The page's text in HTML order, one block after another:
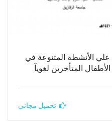
علي الأنشطة المتنوعة في
المتأخرين لغويآ
تحميل مجاني